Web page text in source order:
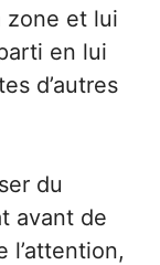
zone et lui
en lui
d’autres
du
avant de
l’attention,